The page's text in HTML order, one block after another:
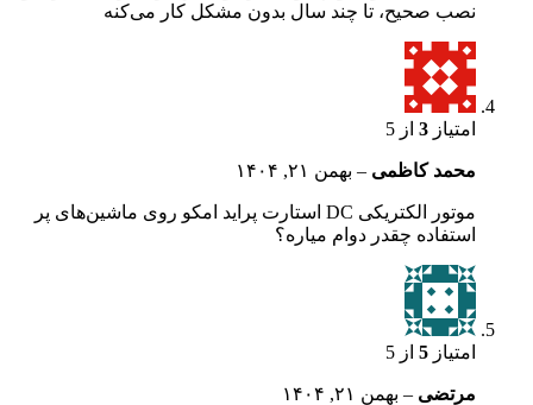
نصب صحیح، تا چند سال بدون مشکل کار می‌کنه
امتیاز 3 از 5
محمد کاظمی – بهمن ۲۱, ۱۴۰۴
موتور الکتریکی DC استارت پراید امکو روی ماشین‌های پر
استفاده چقدر دوام میاره؟
امتیاز 5 از 5
مرتضی – بهمن ۲۱, ۱۴۰۴